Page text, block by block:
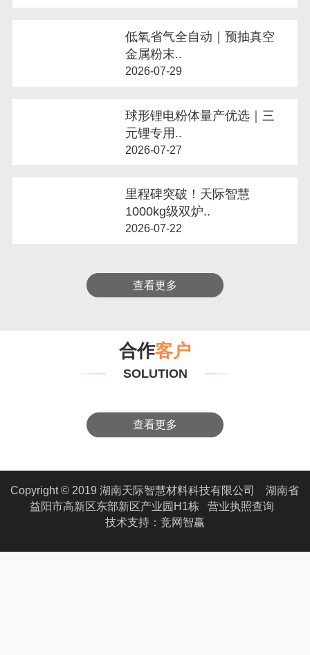
低氧省气全自动｜预抽真空
金属粉末..
2026-07-29
球形锂电粉体量产优选｜三
元锂专用..
2026-07-27
里程碑突破！天际智慧
1000kg级双炉..
2026-07-22
查看更多
合作客户
SOLUTION
查看更多
Copyright © 2019 湖南天际智慧材料科技有限公司 湖南省
益阳市高新区东部新区产业园H1栋营业执照查询
技术支持： 竞网智赢